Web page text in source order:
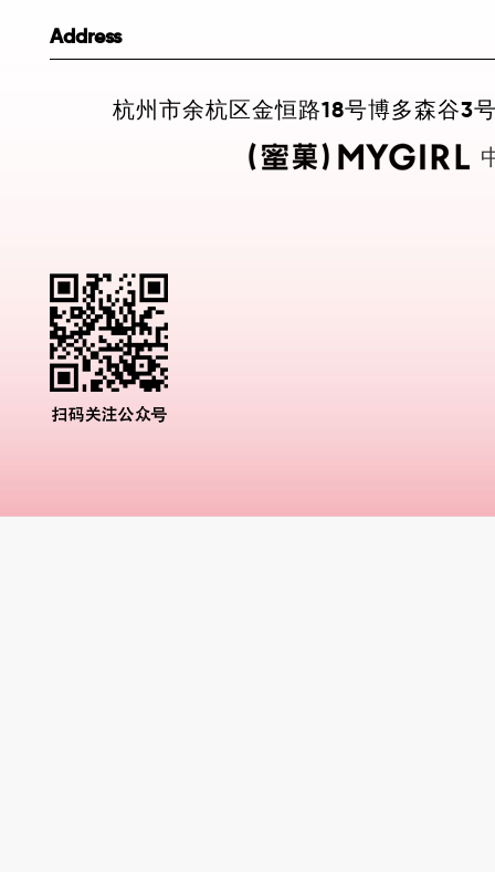
Address
杭州市余杭区金恒路18号博多森谷3